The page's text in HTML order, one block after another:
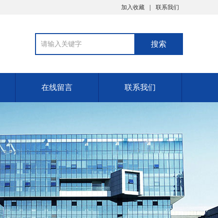
加入收藏 联系我们
在线留言 联系我们